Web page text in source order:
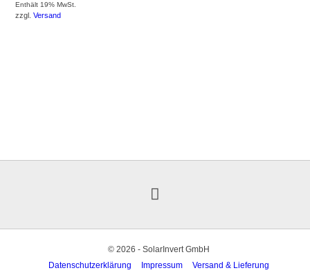
Enthält 19% MwSt.
zzgl.Versand
© 2026 - SolarInvert GmbH
Datenschutzerklärung
Impressum
Versand & Lieferung